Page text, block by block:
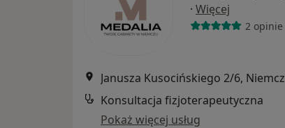
· Więcej
2 opinie
Janusza Kusocińskiego 2/6, Niemcz
Konsultacja fizjoterapeutyczna
Pokaż więcej usług